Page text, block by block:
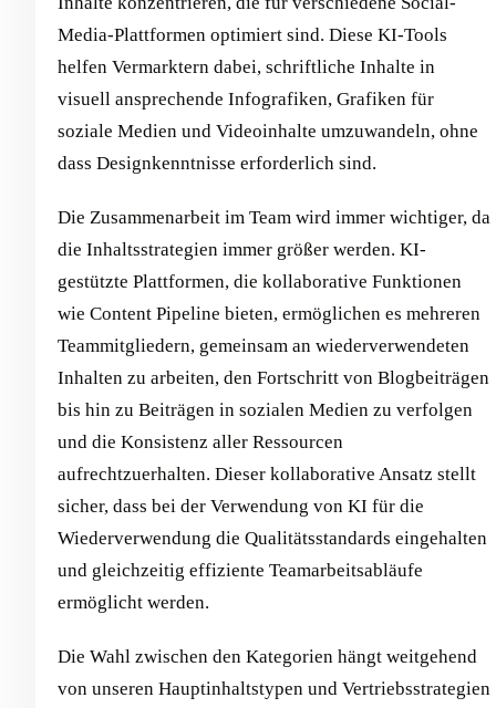
Media-Plattformen optimiert sind. Diese KI-Tools
helfen Vermarktern dabei, schriftliche Inhalte in
visuell ansprechende Infografiken, Grafiken für
soziale Medien und Videoinhalte umzuwandeln, ohne
dass Designkenntnisse erforderlich sind.
Die Zusammenarbeit im Team wird immer wichtiger, da
die Inhaltsstrategien immer größer werden. KI-
gestützte Plattformen, die kollaborative Funktionen
wie Content Pipeline bieten, ermöglichen es mehreren
Teammitgliedern, gemeinsam an wiederverwendeten
Inhalten zu arbeiten, den Fortschritt von Blogbeiträgen
bis hin zu Beiträgen in sozialen Medien zu verfolgen
und die Konsistenz aller Ressourcen
aufrechtzuerhalten. Dieser kollaborative Ansatz stellt
sicher, dass bei der Verwendung von KI für die
Wiederverwendung die Qualitätsstandards eingehalten
und gleichzeitig effiziente Teamarbeitsabläufe
ermöglicht werden.
Die Wahl zwischen den Kategorien hängt weitgehend
von unseren Hauptinhaltstypen und Vertriebsstrategien